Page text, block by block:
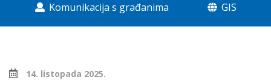
Komunikacija s građanima GIS
14. listopada 2025.